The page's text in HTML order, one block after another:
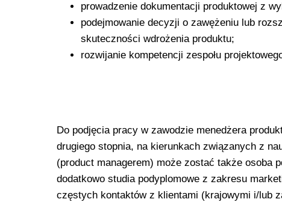
prowadzenie dokumentacji produktowej z
podejmowanie decyzji o zawężeniu lub
skuteczności wdrożenia produktu;
rozwijanie kompetencji zespołu
Do podjęcia pracy w zawodzie menedżera
drugiego stopnia, na kierunkach związanych z
(product managerem) może zostać także osoba
dodatkowo studia podyplomowe z zakresu
częstych kontaktów z klientami (krajowymi i/lub